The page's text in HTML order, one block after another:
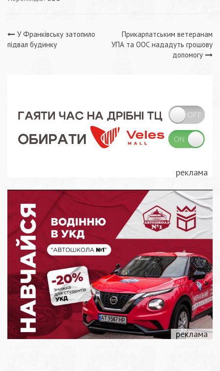
Навігація
У Франківську затопило
підвал будинку
Прикарпатським ветеранам
УПА та ООС нададуть грошову
допомогу